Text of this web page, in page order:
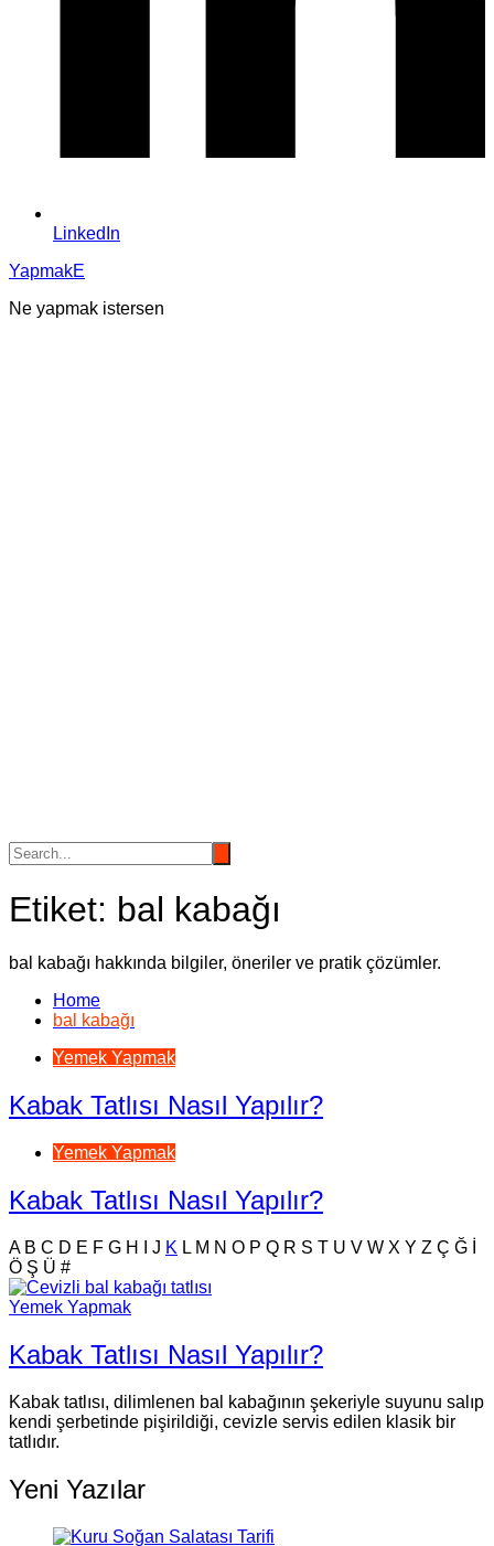
LinkedIn
YapmakE
Ne yapmak istersen
Etiket: bal kabağı
bal kabağı hakkında bilgiler, öneriler ve pratik çözümler.
Home
bal kabağı
Yemek Yapmak
Kabak Tatlısı Nasıl Yapılır?
Yemek Yapmak
Kabak Tatlısı Nasıl Yapılır?
A B C D E F G H J K L M N O P Q R S T U V W X Y Z Ç Ğ
Ö Ş Ü #
Yemek Yapmak
Kabak Tatlısı Nasıl Yapılır?
Kabak tatlısı, dilimlenen bal kabağının şekeriyle suyunu salıp
kendi şerbetinde pişirildiği, cevizle servis edilen klasik bir
tatlıdır.
Yeni Yazılar